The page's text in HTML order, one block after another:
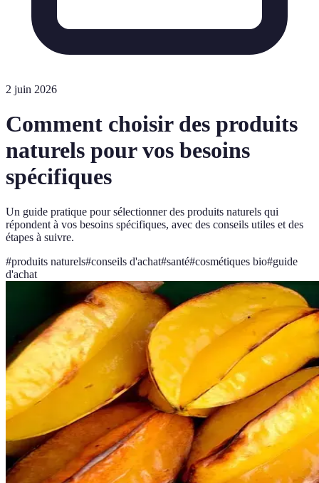
2 juin 2026
Comment choisir des produits
naturels pour vos besoins
spécifiques
Un guide pratique pour sélectionner des produits naturels qui
répondent à vos besoins spécifiques, avec des conseils utiles et des
étapes à suivre.
#produits naturels#conseils d'achat#santé#cosmétiques bio#guide
d'achat